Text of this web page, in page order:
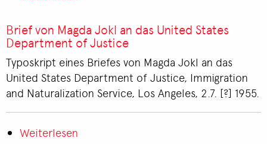
zur
Erlangung
der
amerikanischen
Staatsbürgerschaft
von
Magda
Brief von Magda Jokl an das United States
Department of Justice
Typoskript eines Briefes von Magda Jokl an das
United States Department of Justice, Immigration
and Naturalization Service, Los Angeles, 2.7. [?] 1955.
Weiterlesen